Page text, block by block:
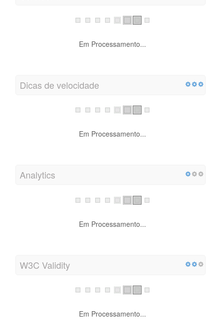
Em Processamento...
Dicas de velocidade
Em Processamento...
Analytics
Em Processamento...
W3C Validity
Em Processamento...